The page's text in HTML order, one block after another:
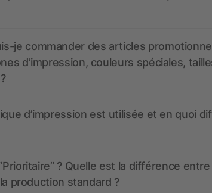
je commander des articles
d’impression, couleurs spéciales,
d’impression est utilisée et en quoi
? Quelle est la différence
production standard ?